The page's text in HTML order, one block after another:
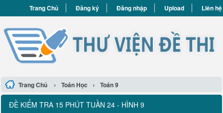
Trang Chủ Đăng ký Đăng nhập Upload Liên hệ
Trang Chủ › Toán Học › Toán 9
ĐỀ KIỂM TRA 15 PHÚT TUẦN 24 - HÌNH 9